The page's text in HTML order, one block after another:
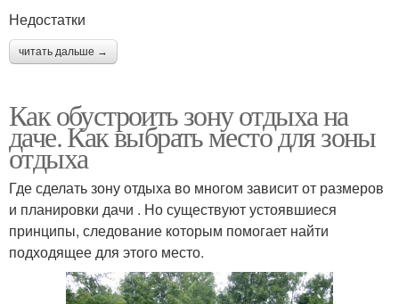
Недостатки
читать дальше →
Как обустроить зону отдыха на
даче. Как выбрать место для зоны
отдыха
Где сделать зону отдыха во многом зависит от размеров
и планировки дачи . Но существуют устоявшиеся
принципы, следование которым помогает найти
подходящее для этого место.